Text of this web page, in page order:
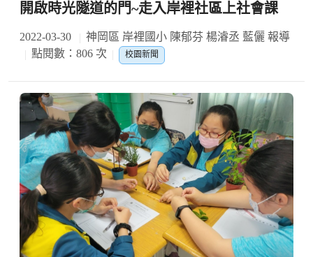
開啟時光隧道的門~走入岸裡社區上社會課
2022-03-30
神岡區 岸裡國小 陳郁芬 楊濬丞 藍儷 報導
點閱數：806 次
校園新聞